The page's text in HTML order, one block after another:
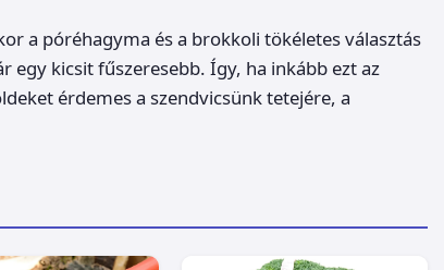
a póréhagyma és a brokkoli tökéletes választás
egy kicsit fűszeresebb. Így, ha inkább ezt az
érdemes a szendvicsünk tetejére, a